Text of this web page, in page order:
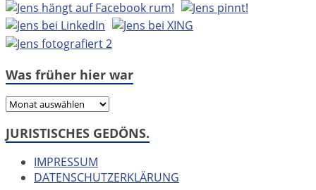
Was früher hier war
Was
hier
JURISTISCHES GEDÖNS.
IMPRESSUM
DATENSCHUTZERKLÄRUNG